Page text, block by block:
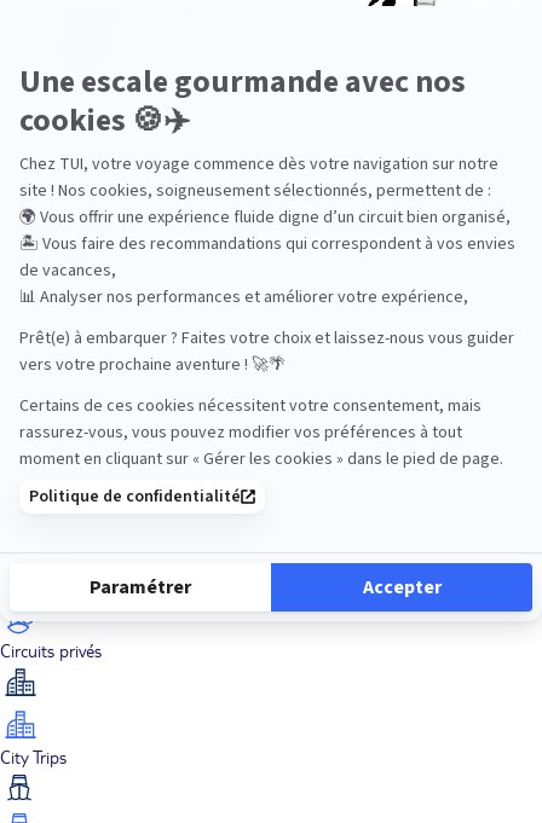
Océan Indien
Nos thématiques
Actif
Adult only
Aventure
Bien-être
Circuits privés
City Trips